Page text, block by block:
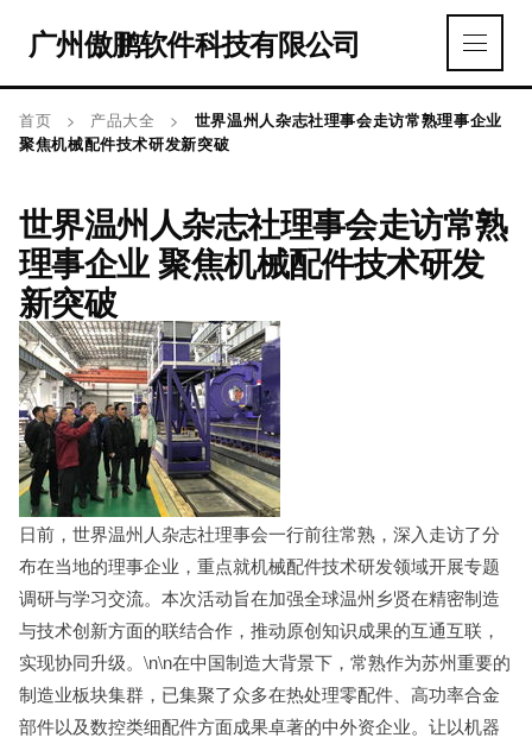
广州傲鹏软件科技有限公司
首页 > 产品大全 >
世界温州人杂志社理事会走访常熟理事企业
聚焦机械配件技术研发新突破
世界温州人杂志社理事会走访常熟
理事企业 聚焦机械配件技术研发
新突破
日前，世界温州人杂志社理事会一行前往常熟，深入走访了分
布在当地的理事企业，重点就机械配件技术研发领域开展专题
调研与学习交流。本次活动旨在加强全球温州乡贤在精密制造
与技术创新方面的联结合作，推动原创知识成果的互通互联，
实现协同升级。\n\n在中国制造大背景下，常熟作为苏州重要的
制造业板块集群，已集聚了众多在热处理零配件、高功率合金
部件以及数控类细配件方面成果卓著的中外资企业。让以机器